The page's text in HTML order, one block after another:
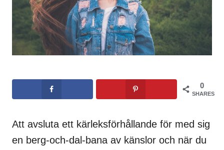
0
SHARES
Att avsluta ett kärleksförhållande för med sig
en berg-och-dal-bana av känslor och när du